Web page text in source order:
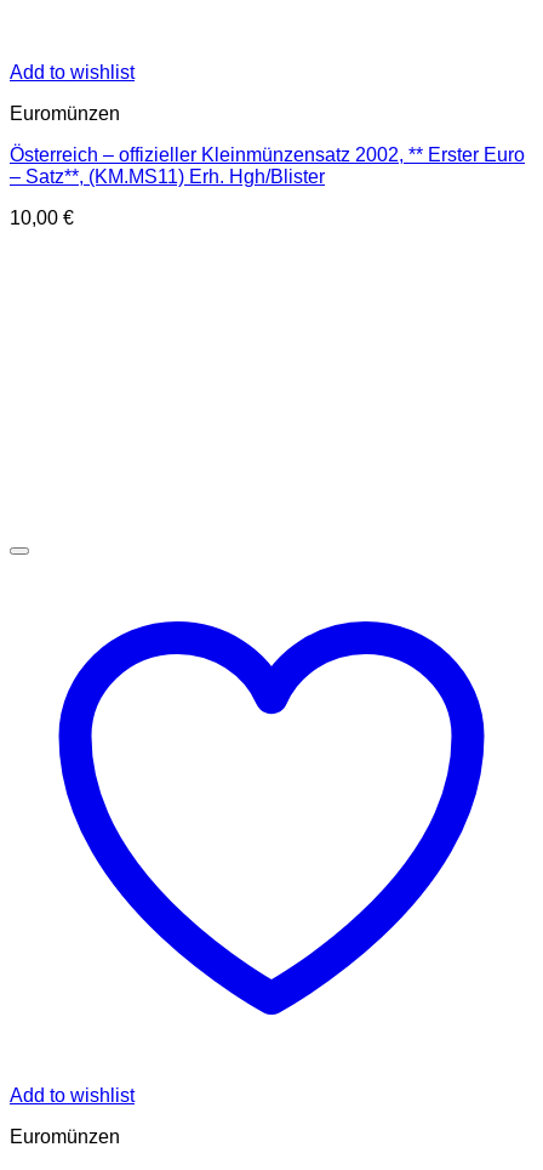
Add to wishlist
Euromünzen
Österreich – offizieller Kleinmünzensatz 2002, ** Erster Euro
– Satz**, (KM.MS11) Erh. Hgh/Blister
10,00 €
Add to wishlist
Euromünzen